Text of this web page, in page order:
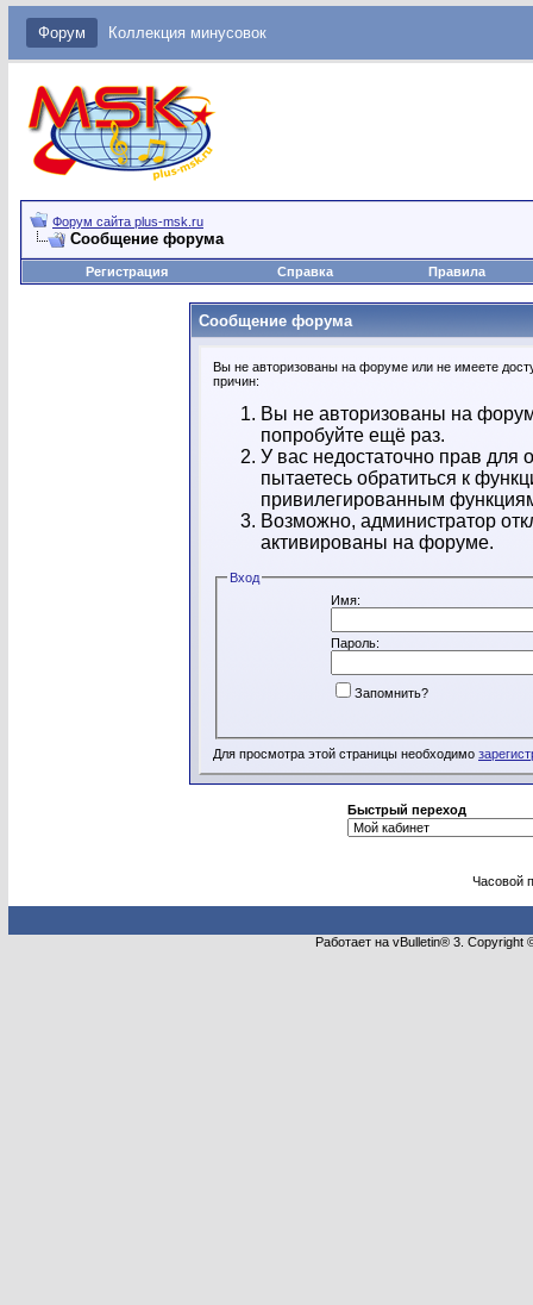
Форум Коллекция минусовок
Форум сайта plus-msk.ru
Сообщение форума
Регистрация Справка Правила
Сообщение форума
Вы не авторизованы на форуме или не имеете
причин:
Вы не авторизованы на
попробуйте ещё раз.
У вас недостаточно прав
пытаетесь обратиться к
привилегированным
Возможно, администратор
активированы на форуме.
Вход
Имя:
Пароль:
Запомнить?
Для просмотра этой страницы необходимо
Быстрый переход
Часовой
Работает на vBulletin® 3.